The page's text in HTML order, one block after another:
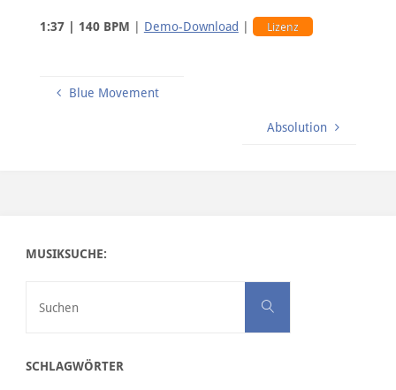
1:37 | 140 BPM | Demo-Download | Lizenz
Blue Movement
Absolution
MUSIKSUCHE:
Suchen
SCHLAGWÖRTER